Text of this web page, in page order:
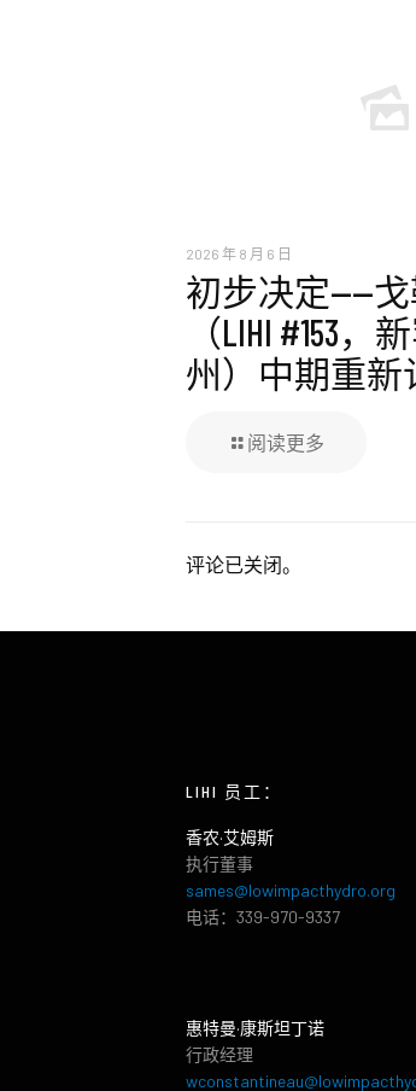
2026 年 8 月 6 日
初步决定——
（LIHI #153，
州）中期重新
阅读更多
评论已关闭。
LIHI 员工：
香农·艾姆斯
执行董事
sames@lowimpacthydro.org
电话：339-970-9337
惠特曼·康斯坦丁诺
行政经理